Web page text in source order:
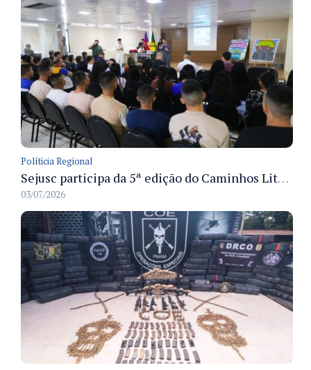
Políticia Regional
Sejusc participa da 5ª edição do Caminhos Literários com foco na cultura hip-hop nas unidades socioeducativas
03/07/2026